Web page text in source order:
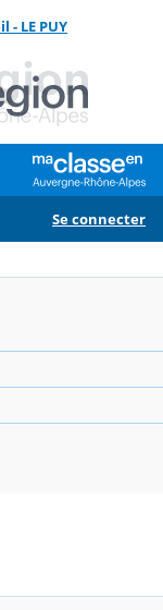
- LE PUY
Se connecter